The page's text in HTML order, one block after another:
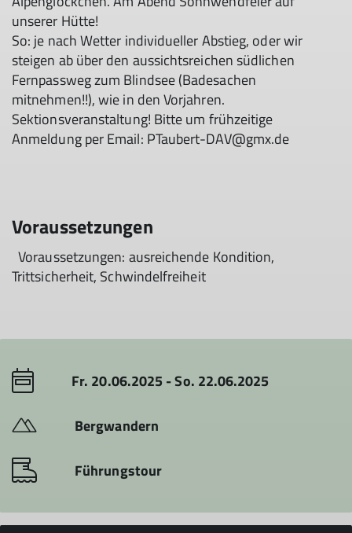
unserer Hütte!
So: je nach Wetter individueller Abstieg, oder wir
steigen ab über den aussichtsreichen südlichen
Fernpassweg zum Blindsee (Badesachen
mitnehmen!!), wie in den Vorjahren.
Sektionsveranstaltung! Bitte um frühzeitige
Anmeldung per Email: PTaubert-DAV@gmx.de
Voraussetzungen
Voraussetzungen: ausreichende Kondition,
Trittsicherheit, Schwindelfreiheit
Fr. 20.06.2025 - So. 22.06.2025
Bergwandern
Führungstour